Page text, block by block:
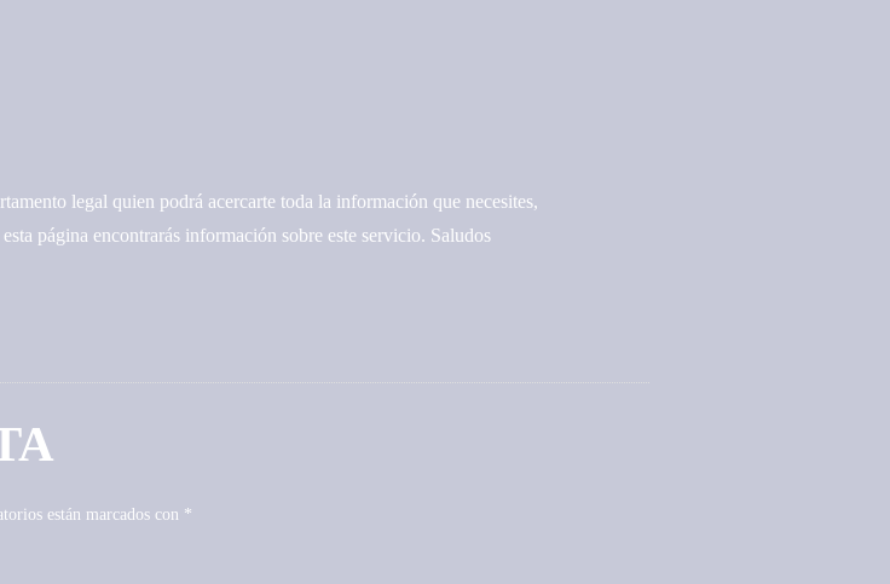
legal quien podrá acercarte toda la información que necesites,
página encontrarás información sobre este servicio. Saludos
están marcados con *